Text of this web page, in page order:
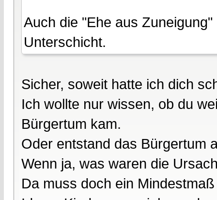
Auch die "Ehe aus
Unterschicht.
Sicher, soweit hatte ich dich
Ich wollte nur wissen, ob du
Bürgertum kam.
Oder entstand das Bürgertum
Wenn ja, was waren die
Da muss doch ein